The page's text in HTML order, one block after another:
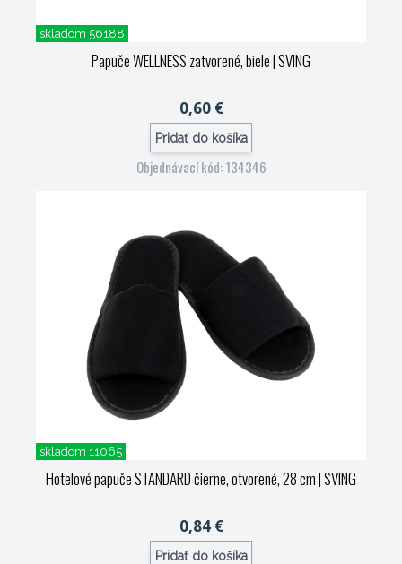
skladom 56188
Papuče WELLNESS zatvorené, biele| SVING
0,60 €
Pridať do košíka
Objednávací kód: 134346
skladom 11065
Hotelové papuče STANDARD čierne, otvorené, 28 cm| SVING
0,84 €
Pridať do košíka